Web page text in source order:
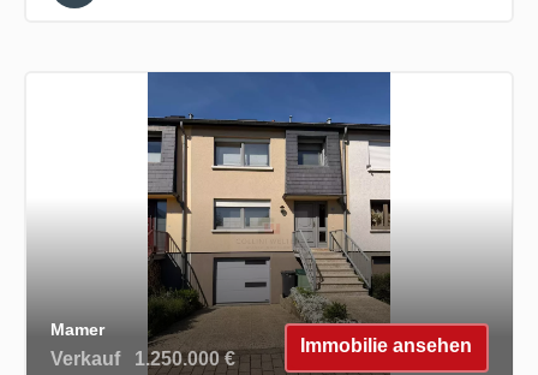
Mamer
Verkauf 1.250.000 €
Immobilie ansehen